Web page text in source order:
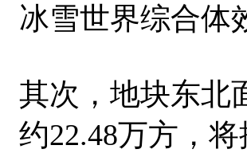
冰雪世界综合体
其次，地块东北
约22.48万方，